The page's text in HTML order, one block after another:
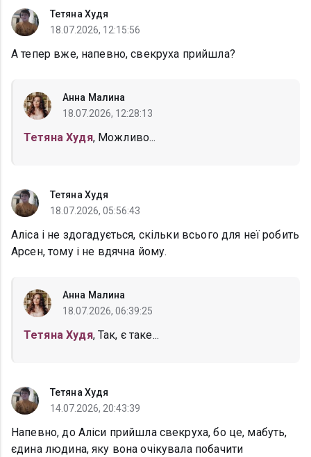
Тетяна Худя
18.07.2026, 12:15:56
А тепер вже, напевно, свекруха прийшла?
Анна Малина
18.07.2026, 12:28:13
Тетяна Худя, Можливо...
Тетяна Худя
18.07.2026, 05:56:43
Аліса і не здогадується, скільки всього для неї робить
Арсен, тому і не вдячна йому.
Анна Малина
18.07.2026, 06:39:25
Тетяна Худя, Так, є таке...
Тетяна Худя
14.07.2026, 20:43:39
Напевно, до Аліси прийшла свекруха, бо це, мабуть,
єдина людина, яку вона очікувала побачити